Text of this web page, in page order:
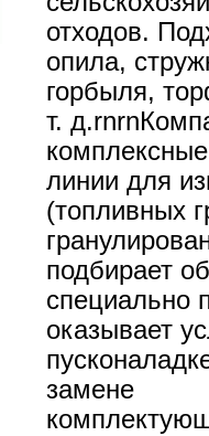
отходов.
опила,
горбыля,
т.
линии для
(топливных
подбирает
специально
оказывает
замене